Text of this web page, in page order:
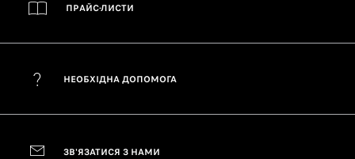
ПРАЙС-ЛИСТИ
НЕОБХІДНА ДОПОМОГА
ЗВ'ЯЗАТИСЯ З НАМИ